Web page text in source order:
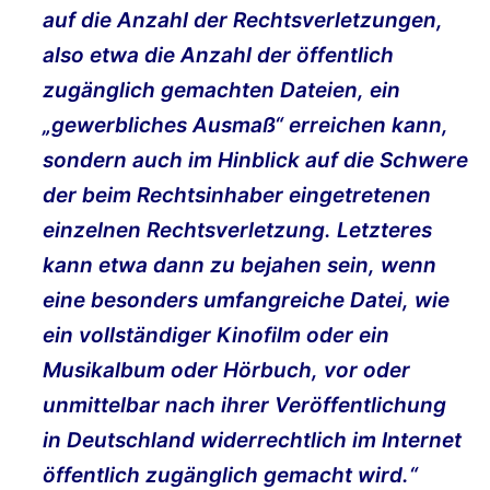
auf die Anzahl der Rechtsverletzungen,
also etwa die Anzahl der öffentlich
zugänglich gemachten Dateien, ein
„gewerbliches Ausmaß“ erreichen kann,
sondern auch im Hinblick auf die Schwere
der beim Rechtsinhaber eingetretenen
einzelnen Rechtsverletzung. Letzteres
kann etwa dann zu bejahen sein, wenn
eine besonders umfangreiche Datei, wie
ein vollständiger Kinofilm oder ein
Musikalbum oder Hörbuch, vor oder
unmittelbar nach ihrer Veröffentlichung
in Deutschland widerrechtlich im Internet
öffentlich zugänglich gemacht wird.“